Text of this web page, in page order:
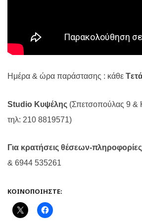
Ημέρα & ώρα παράστασης : κάθε T
Studio Κυψέλης (Σπετσοπούλας 9 &
τηλ: 210 8819571)
Για κρατήσεις θέσεων-
& 6944 535261
ΚΟΙΝΟΠΟΙΉΣΤΕ: